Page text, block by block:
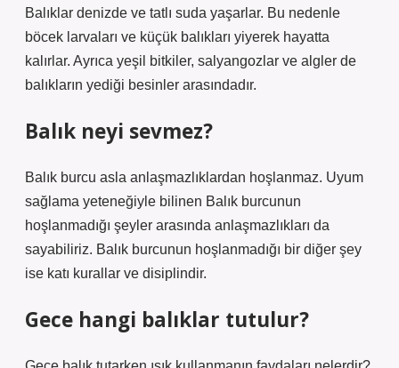
Balıklar denizde ve tatlı suda yaşarlar. Bu nedenle
böcek larvaları ve küçük balıkları yiyerek hayatta
kalırlar. Ayrıca yeşil bitkiler, salyangozlar ve algler de
balıkların yediği besinler arasındadır.
Balık neyi sevmez?
Balık burcu asla anlaşmazlıklardan hoşlanmaz. Uyum
sağlama yeteneğiyle bilinen Balık burcunun
hoşlanmadığı şeyler arasında anlaşmazlıkları da
sayabiliriz. Balık burcunun hoşlanmadığı bir diğer şey
ise katı kurallar ve disiplindir.
Gece hangi balıklar tutulur?